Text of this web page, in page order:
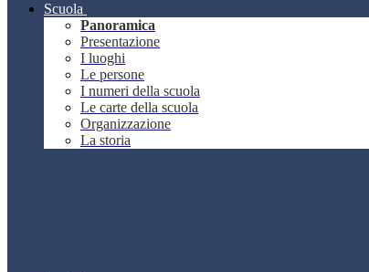
Scuola
Panoramica
Presentazione
I luoghi
Le persone
I numeri della scuola
Le carte della scuola
Organizzazione
La storia